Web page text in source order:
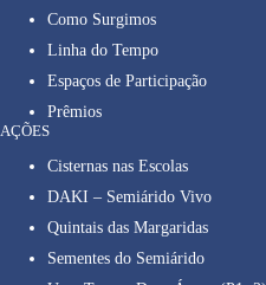
Como Surgimos
Linha do Tempo
Espaços de Participação
Prêmios
AÇÕES
Cisternas nas Escolas
DAKI – Semiárido Vivo
Quintais das Margaridas
Sementes do Semiárido